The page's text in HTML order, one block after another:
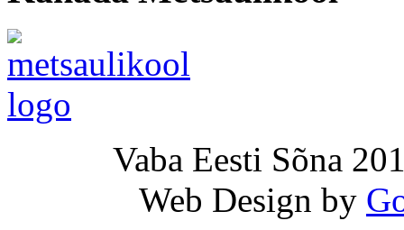
Vaba Eesti Sõna
Web Design by